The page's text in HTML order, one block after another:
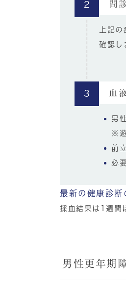
2 問
上記
確認し
3 血
男
※遊
前
必
最新の健康診断
採血結果は1週間
男性更年期